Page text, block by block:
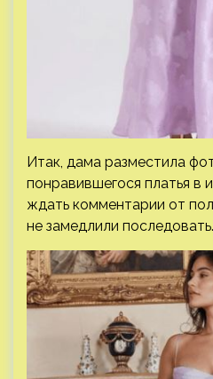
Итак, дама разместила
понравившегося платья в
ждать комментарии от
не замедлили последовать.